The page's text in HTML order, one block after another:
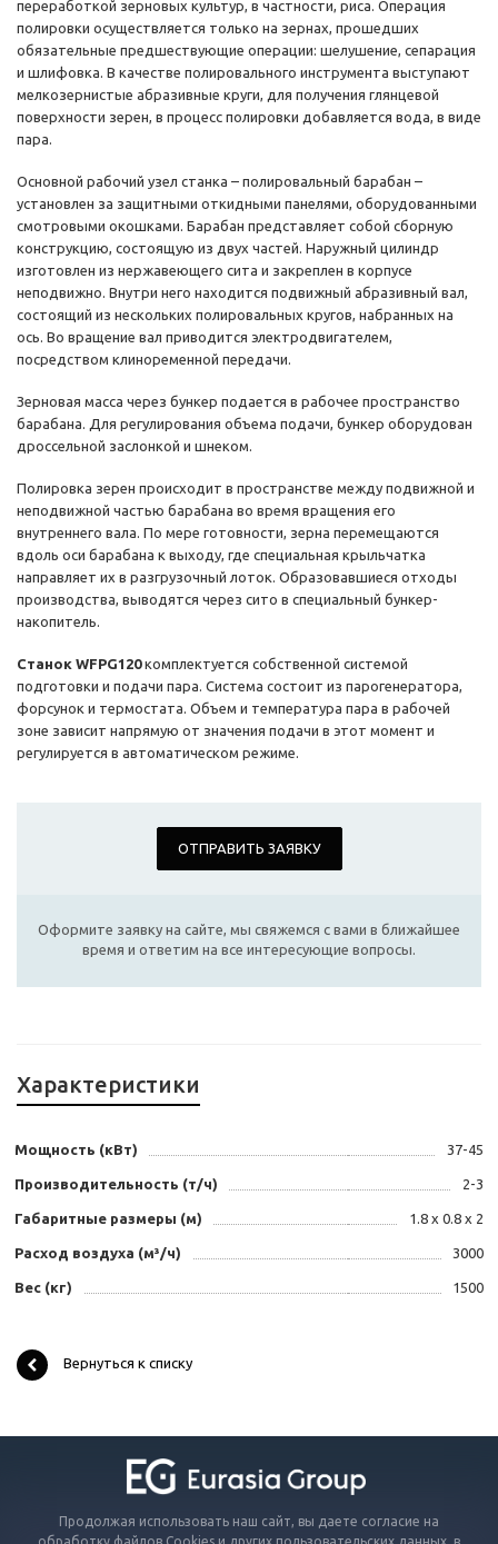
переработкой зерновых культур, в частности, риса. Операция
полировки осуществляется только на зернах, прошедших
обязательные предшествующие операции: шелушение, сепарация
и шлифовка. В качестве полировального инструмента выступают
мелкозернистые абразивные круги, для получения глянцевой
поверхности зерен, в процесс полировки добавляется вода, в виде
пара.
Основной рабочий узел станка – полировальный барабан –
установлен за защитными откидными панелями, оборудованными
смотровыми окошками. Барабан представляет собой сборную
конструкцию, состоящую из двух частей. Наружный цилиндр
изготовлен из нержавеющего сита и закреплен в корпусе
неподвижно. Внутри него находится подвижный абразивный вал,
состоящий из нескольких полировальных кругов, набранных на
ось. Во вращение вал приводится электродвигателем,
посредством клиноременной передачи.
Зерновая масса через бункер подается в рабочее пространство
барабана. Для регулирования объема подачи, бункер оборудован
дроссельной заслонкой и шнеком.
Полировка зерен происходит в пространстве между подвижной и
неподвижной частью барабана во время вращения его
внутреннего вала. По мере готовности, зерна перемещаются
вдоль оси барабана к выходу, где специальная крыльчатка
направляет их в разгрузочный лоток. Образовавшиеся отходы
производства, выводятся через сито в специальный бункер-
накопитель.
Станок WFPG120комплектуется собственной системой
подготовки и подачи пара. Система состоит из парогенератора,
форсунок и термостата. Объем и температура пара в рабочей
зоне зависит напрямую от значения подачи в этот момент и
регулируется в автоматическом режиме.
ОТПРАВИТЬ ЗАЯВКУ
Оформите заявку на сайте, мы свяжемся с вами в ближайшее
время и ответим на все интересующие вопросы.
Характеристики
Мощность (кВт) 37-45
Производительность (т/ч) 2-3
Габаритные размеры (м) 1.8 x 0.8 x 2
Расход воздуха (м³/ч) 3000
Вес (кг) 1500
Вернуться к списку
Продолжая использовать наш сайт, вы даете согласие на
обработку файлов Cookies и других пользовательских данных, в